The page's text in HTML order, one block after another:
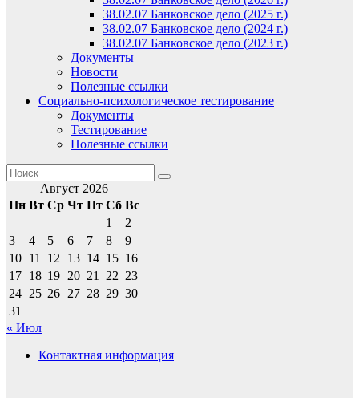
38.02.07 Банковское дело (2025 г.)
38.02.07 Банковское дело (2024 г.)
38.02.07 Банковское дело (2023 г.)
Документы
Новости
Полезные ссылки
Социально-психологическое тестирование
Документы
Тестирование
Полезные ссылки
Август 2026
Пн Вт Ср Чт Пт Сб Вс
1
2
3
4 5 6 7 8
9
10 11 12 13 14 15 16
17 18 19 20 21 22 23
24 25 26 27 28 29 30
31
« Июл
Контактная информация